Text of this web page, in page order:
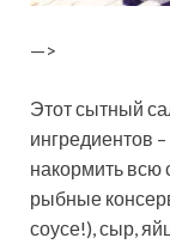
—>
Этот сытный
ингредиентов
накормить всю
рыбные
соусе!), сыр,